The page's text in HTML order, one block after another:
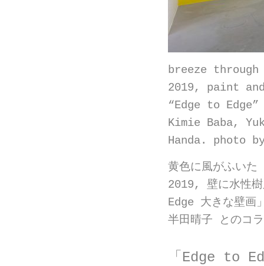
breeze
2019, paint
“Edge to
Kimie Baba,
Handa. photo
黄色に風がふいた
2019, 壁に水性
Edge 大きな壁画
半田晴子 とのコ
「Edge to